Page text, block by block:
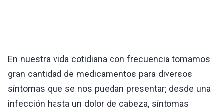
En nuestra vida cotidiana con frecuencia tomamos
gran cantidad de medicamentos para diversos
síntomas que se nos puedan presentar; desde una
infección hasta un dolor de cabeza, síntomas